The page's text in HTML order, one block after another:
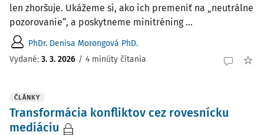
len zhoršuje. Ukážeme si, ako ich premeniť na „neutrálne
pozorovanie“, a poskytneme minitréning ...
PhDr. Denisa Morongová PhD.
Vydané: 3. 3. 2026 / 4 minúty čítania
ČLÁNKY
Transformácia konfliktov cez rovesnícku
mediáciu